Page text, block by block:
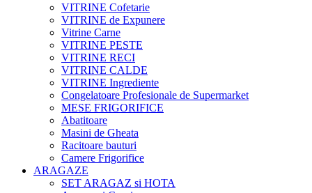
VITRINE Cofetarie
VITRINE de Expunere
Vitrine Carne
VITRINE PESTE
VITRINE RECI
VITRINE CALDE
VITRINE Ingrediente
Congelatoare Profesionale de Supermarket
MESE FRIGORIFICE
Abatitoare
Masini de Gheata
Racitoare bauturi
Camere Frigorifice
ARAGAZE
SET ARAGAZ si HOTA